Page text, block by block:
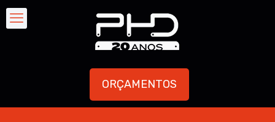
ORÇAMENTOS